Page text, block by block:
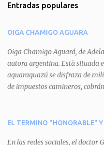
e
t
a
r
i
o
Entradas populares
OIGA CHAMIGO AGUARA
Oiga Chamigo Aguará, de
autora argentina. Està situada
aguaraguazú se disfraza de
de impuestos camineros,
aguará le provoca. De igual
EL TERMINO "HONORABLE"
En las redes sociales, el doctor